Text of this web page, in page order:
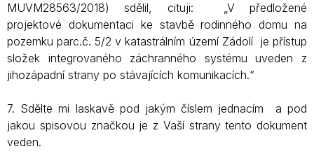
MUVM28563/2018) sdělil, cituji: „V předložené
projektové dokumentaci ke stavbě rodinného domu na
pozemku parc.č. 5/2 v katastrálním území Zádolí je přístup
složek integrovaného záchranného systému uveden z
jihozápadní strany po stávajících komunikacích.“
7. Sdělte mi laskavě pod jakým číslem jednacím a pod
jakou spisovou značkou je z Vaší strany tento dokument
veden.